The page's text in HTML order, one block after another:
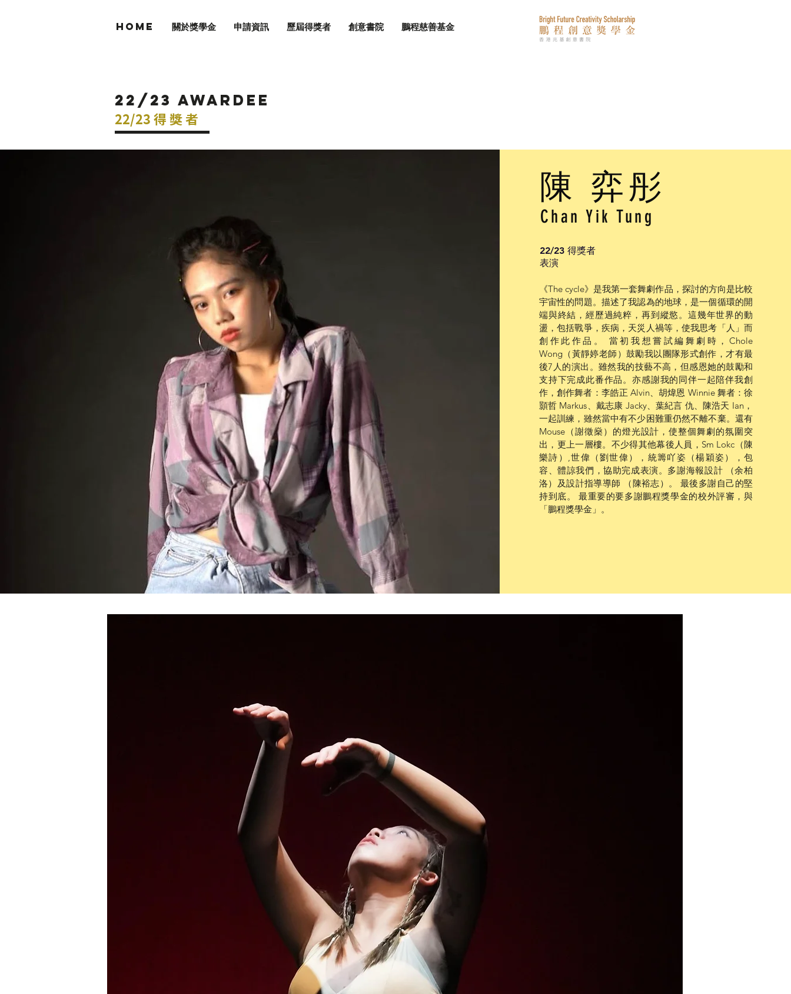
Home 關於獎學金 申請資訊 歷屆得獎者 創意書院 鵬程慈善基金
22/23 AWARDEE
22/23 得 獎 者
陳 弈彤
Chan Yik Tung
22/23 得獎者
表演
《The cycle》是我第一套舞劇作品，探討的方向是比較
宇宙性的問題。描述了我認為的地球，是一個循環的開
端與終結，經歷過純粹，再到縱慾。這幾年世界的動
盪，包括戰爭，疾病，天災人禍等，使我思考「人」而
創作此作品。 當初我想嘗試編舞劇時，Chole
Wong（黃靜婷老師）鼓勵我以團隊形式創作，才有最
後7人的演出。雖然我的技藝不高，但感恩她的鼓勵和
支持下完成此番作品。亦感謝我的同伴一起陪伴我創
作，創作舞者：李皓正 Alvin、胡煒恩 Winnie 舞者：徐
顥哲 Markus、戴志康 Jacky、葉紀言 仇、陳浩天 Ian，
一起訓練，雖然當中有不少困難重仍然不離不棄。還有
Mouse（謝徵燊）的燈光設計，使整個舞劇的氛圍突
出，更上一層樓。不少得其他幕後人員，Sm Lokc（陳
樂詩）,世偉（劉世偉），統籌吖姿（楊穎姿），包
容、體諒我們，協助完成表演。多謝海報設計 （余柏
洛）及設計指導導師 （陳裕志）。 最後多謝自己的堅
持到底。 最重要的要多謝鵬程獎學金的校外評審，與
「鵬程獎學金」。